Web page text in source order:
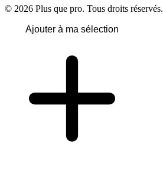
© 2026 Plus que pro. Tous droits réservés.
Ajouter à ma sélection